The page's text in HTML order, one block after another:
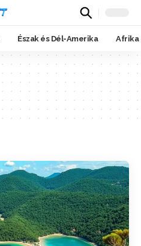
Észak és Dél-Amerika Afrika